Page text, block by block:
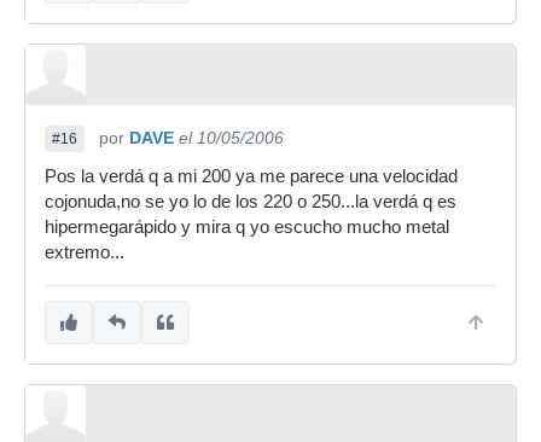
#16 por DAVE el 10/05/2006
Pos la verdá q a mi 200 ya me parece una velocidad
cojonuda,no se yo lo de los 220 o 250...la verdá q es
hipermegarápido y mira q yo escucho mucho metal
extremo...